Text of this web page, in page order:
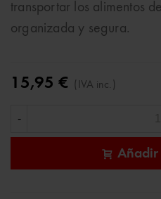
transportar los alimentos
organizada y segura.
15,95 € (IVA inc.)
-
Añadir